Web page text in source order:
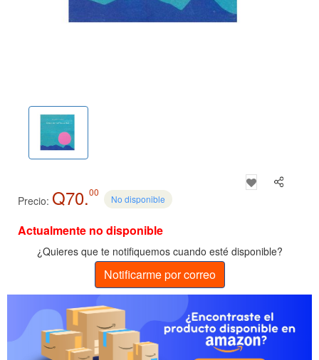
Precio: Q70.00
No disponible
Actualmente no disponible
¿Quieres que te notifiquemos cuando esté disponible?
Notificarme por correo